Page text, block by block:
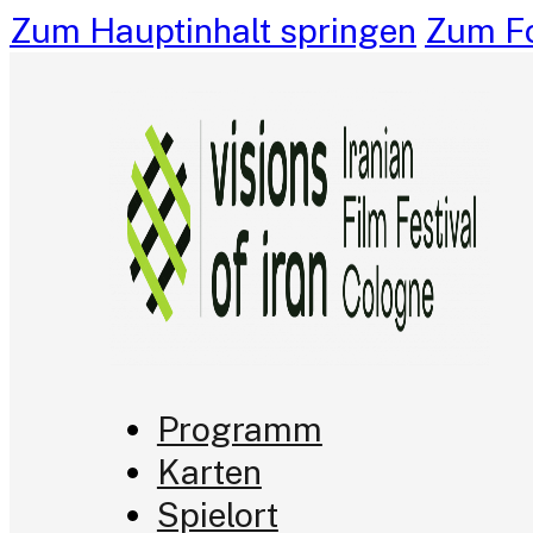
Zum Hauptinhalt springen Zum
Programm
Karten
Spielort